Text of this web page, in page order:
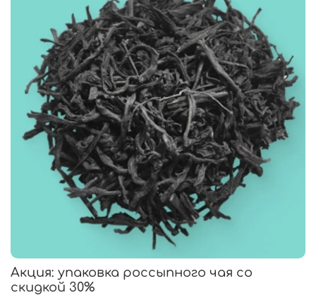
Акция: упаковка россыпного чая со
скидкой 30%